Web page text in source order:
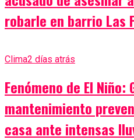
robarle en barrio Las
Clima2 días atrás
Fenómeno de El
mantenimiento
casa ante intensas